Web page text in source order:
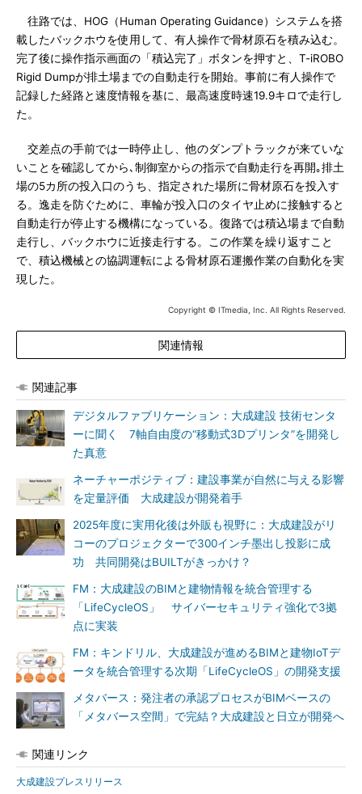
往路では、HOG（Human Operating Guidance）システムを搭
載したバックホウを使用して、有人操作で骨材原石を積み込む。
完了後に操作指示画面の「積込完了」ボタンを押すと、T-iROBO
Rigid Dumpが排土場までの自動走行を開始。事前に有人操作で
記録した経路と速度情報を基に、最高速度時速19.9キロで走行し
た。
交差点の手前では一時停止し、他のダンプトラックが来ていな
いことを確認してから､制御室からの指示で自動走行を再開｡排土
場の5カ所の投入口のうち、指定された場所に骨材原石を投入す
る。逸走を防ぐために、車輪が投入口のタイヤ止めに接触すると
自動走行が停止する機構になっている。復路では積込場まで自動
走行し、バックホウに近接走行する。この作業を繰り返すこと
で、積込機械との協調運転による骨材原石運搬作業の自動化を実
現した。
Copyright © ITmedia, Inc. All Rights Reserved.
関連情報
関連記事
デジタルファブリケーション：大成建設 技術センタ
ーに聞く 7軸自由度の“移動式3Dプリンタ”を開発し
た真意
ネーチャーポジティブ：建設事業が自然に与える影響
を定量評価 大成建設が開発着手
2025年度に実用化後は外販も視野に：大成建設がリ
コーのプロジェクターで300インチ墨出し投影に成
功 共同開発はBUILTがきっかけ？
FM：大成建設のBIMと建物情報を統合管理する
「LifeCycleOS」 サイバーセキュリティ強化で3拠
点に実装
FM：キンドリル、大成建設が進めるBIMと建物IoTデ
ータを統合管理する次期「LifeCycleOS」の開発支援
メタバース：発注者の承認プロセスがBIMベースの
「メタバース空間」で完結？大成建設と日立が開発へ
関連リンク
大成建設プレスリリース